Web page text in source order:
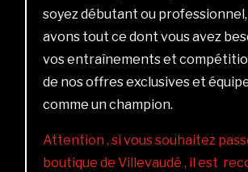
soyez débutant ou
avons tout ce dont vous avez
vos entraînements et
de nos offres exclusives et
comme un champion.
Attention , si vous souhaitez
boutique de Villevaudé , il est